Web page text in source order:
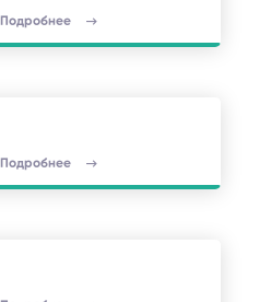
Подробнее
Подробнее